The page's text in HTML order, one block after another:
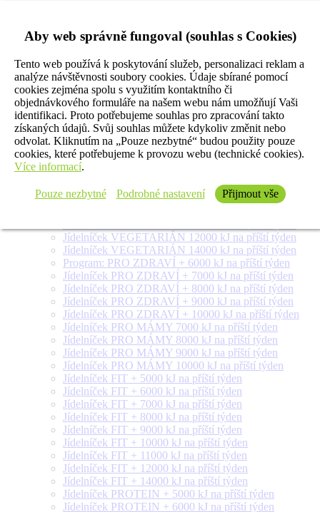
Aby web správně fungoval (souhlas s Cookies)
Tento web používá k poskytování služeb, personalizaci reklam a
analýze návštěvnosti soubory cookies. Údaje sbírané pomocí
cookies zejména spolu s využitím kontaktního či
objednávkového formuláře na našem webu nám umožňují Vaši
identifikaci. Proto potřebujeme souhlas pro zpracování takto
získaných údajů. Svůj souhlas můžete kdykoliv změnit nebo
odvolat. Kliknutím na „Pouze nezbytné“ budou použity pouze
cookies, které potřebujeme k provozu webu (technické cookies).
Více informací.
Pouze nezbytné Podrobné nastavení Přijmout vše
Jídelníček PRE ZDRAVIE NA CESTY 8000 kJ na
budúci týždeň
Jídelníček PRE ZDRAVIE 9000 kJ na budúci týždeň
Jídelníček PRE ZDRAVIE NA CESTY 9000 kJ na
budúci týždeň
Jídelníček PRE ZDRAVIE 10000 kJ na budúci týždeň
Jídelníček PRE ZDRAVIE 12000 kJ na budúci týždeň
Jídelníček PRE ZDRAVIE 14000 kJ na budúci týždeň
Jídelníček PRE ZDRAVIE NA CESTY 10000 kJ na
budúci týždeň
Jídelníček VEGETARIÁN 5000 kJ na příští týden
Jídelníček VEGETARIÁN 6000 kJ na příští týden
Jídelníček VEGETARIÁN 7000 kJ na příští týden
Jídelníček VEGETARIÁN 8000 kJ na příští týden
Jídelníček VEGETARIÁN 12000 kJ na příští týden
Jídelníček VEGETARIÁN 14000 kJ na příští týden
Program: PRO ZDRAVÍ + 6000 kJ na příští týden
Jídelníček PRO ZDRAVÍ + 7000 kJ na příští týden
Jídelníček PRO ZDRAVÍ + 8000 kJ na příští týden
Jídelníček PRO ZDRAVÍ + 9000 kJ na příští týden
Jídelníček PRO ZDRAVÍ + 10000 kJ na příští týden
Jídelníček PRO MÁMY 7000 kJ na příští týden
Jídelníček PRO MÁMY 8000 kJ na příští týden
Jídelníček PRO MÁMY 9000 kJ na příští týden
Jídelníček PRO MÁMY 10000 kJ na příští týden
Jídelníček FIT + 5000 kJ na příští týden
Jídelníček FIT + 6000 kJ na příští týden
Jídelníček FIT + 7000 kJ na příští týden
Jídelníček FIT + 8000 kJ na příští týden
Jídelníček FIT + 9000 kJ na příští týden
Jídelníček FIT + 10000 kJ na příští týden
Jídelníček FIT + 11000 kJ na příští týden
Jídelníček FIT + 12000 kJ na příští týden
Jídelníček FIT + 14000 kJ na příští týden
Jídelníček PROTEIN + 5000 kJ na příští týden
Jídelníček PROTEIN + 6000 kJ na příští týden